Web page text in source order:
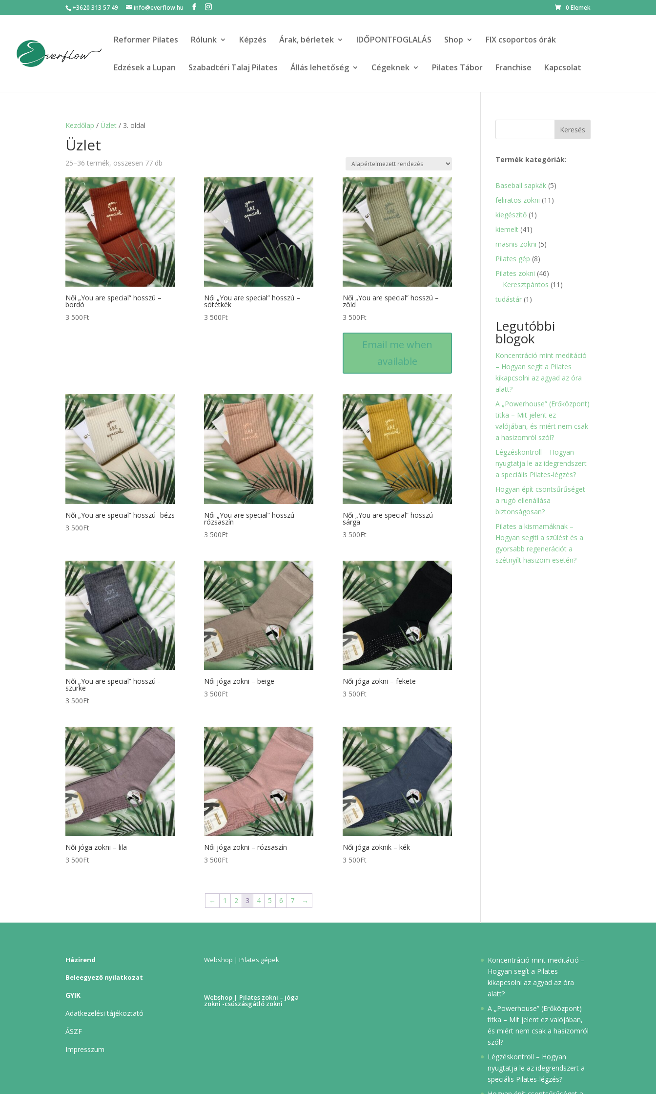
+3620 313 57 49 info@everflow.hu 0 Elemek
Reformer Pilates Rólunk Képzés Árak, bérletek IDŐPONTFOGLALÁS Shop FIX csoportos órák
Edzések a Lupan Szabadtéri Talaj Pilates Állás lehetőség Cégeknek Pilates Tábor Franchise Kapcsolat
Kezdőlap / Üzlet / 3. oldal
Üzlet
25–36 termék, összesen 77 db
Női „You are special” hosszú –
bordó
3 500Ft
Női „You are special” hosszú –
sötétkék
3 500Ft
Női „You are special” hosszú –
zöld
3 500Ft
Email me when
available
Női „You are special” hosszú -bézs
3 500Ft
Női „You are special” hosszú -
rózsaszín
3 500Ft
Női „You are special” hosszú -
sárga
3 500Ft
Női „You are special” hosszú -
szürke
3 500Ft
Női jóga zokni – beige
3 500Ft
Női jóga zokni – fekete
3 500Ft
Női jóga zokni – lila
3 500Ft
Női jóga zokni – rózsaszín
3 500Ft
Női jóga zoknik – kék
3 500Ft
← 1 2 3 4 5 6 7 →
Keresés
Termék kategóriák:
Baseball sapkák 55
feliratos zokni 11 11
kiegészítő 1 1
kiemelt 41 41
termék
masnis zokni 55
Pilates gép 88
termék
Pilates zokni 4646
termék
Keresztpántos 11 11
tudástár 1 1
Legutóbbi
blogok
Koncentráció mint meditáció
– Hogyan segít a Pilates
kikapcsolni az agyad az óra
alatt?
A „Powerhouse” (Erőközpont)
titka – Mit jelent ez
valójában, és miért nem csak
a hasizomról szól?
Légzéskontroll – Hogyan
nyugtatja le az idegrendszert
a speciális Pilates-légzés?
Hogyan épít csontsűrűséget
a rugó ellenállása
biztonságosan?
Pilates a kismamáknak –
Hogyan segíti a szülést és a
gyorsabb regenerációt a
szétnyílt hasizom esetén?
Házirend
Beleegyező nyilatkozat
GYIK
Adatkezelési tájékoztató
ÁSZF
Impresszum
Webshop | Pilates gépek
Webshop | Pilates zokni – jóga
zokni -csúszásgátló zokni
Koncentráció mint meditáció –
Hogyan segít a Pilates
kikapcsolni az agyad az óra
alatt?
A „Powerhouse” (Erőközpont)
titka – Mit jelent ez valójában,
és miért nem csak a hasizomról
szól?
Légzéskontroll – Hogyan
nyugtatja le az idegrendszert a
speciális Pilates-légzés?